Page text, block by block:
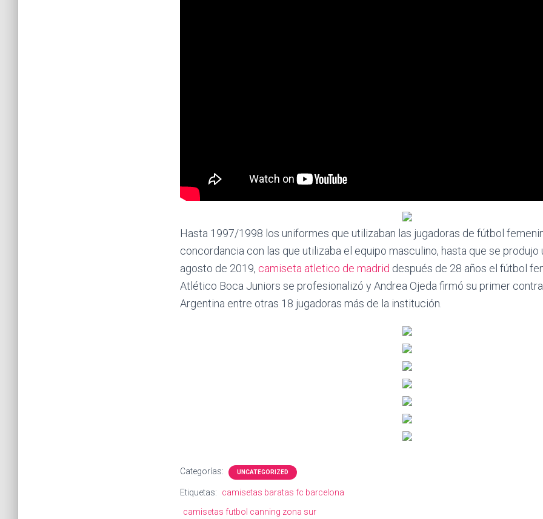
Hasta 1997/1998 los uniformes que utilizaban las jugadoras de fútbol
concordancia con las que utilizaba el equipo masculino, hasta que se produjo
agosto de 2019, camiseta atletico de madrid después de 28 años el fútbol
Atlético Boca Juniors se profesionalizó y Andrea Ojeda firmó su primer
Argentina entre otras 18 jugadoras más de la institución.
Categorías: UNCATEGORIZED
Etiquetas:
camisetas baratas fc barcelona
camisetas futbol canning zona sur